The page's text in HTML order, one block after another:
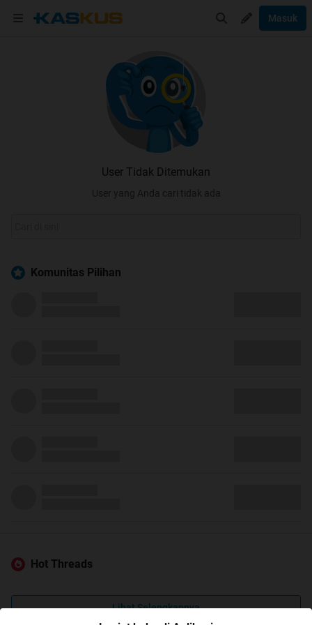
Masuk
User Tidak Ditemukan
User yang Anda cari tidak ada
Komunitas Pilihan
Hot Threads
Lihat Selengkapnya